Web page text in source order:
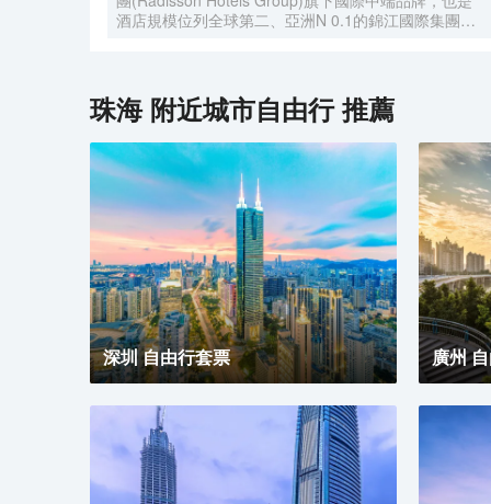
酒店規模位列全球第二、亞洲N 0.1的錦江國際集團旗
情侶路，日月貝，珠海市政府等商圈，距離珠海站，明
珠站打車約20分鐘，周邊永旺超市，揚名廣場，購物
中心，美食購物，一應俱全， 麗怡酒店提供乾淨的住
宿環境和舒適温馨多種房型，滿足您的不同需求，大堂
設置了歡迎角、休閒區，店內WIFI公共區域全覆蓋且
配套設施齊全，設有餐廳、洗衣房及健身房(24小時服
務)等，是您商務、旅遊、會展、休閒的理想選擇
WELCOME HOME心怡之所。 麗怡酒店的標誌造型是
一朵玫瑰花，玫瑰花語源自古希臘神話，象徵真摯的情
誼，無論何時何地，在麗怡酒店，您都可以一如既往地
體驗到真誠、貼心的服務，精心優選品質體驗讓您感到
賓至如歸，我們致力讓每一位賓客感到愉悅欣喜與備受
關懷，用心意讓您更“心怡”。
珠海附近城市自由行 推薦
深圳 自由行套票 廣州